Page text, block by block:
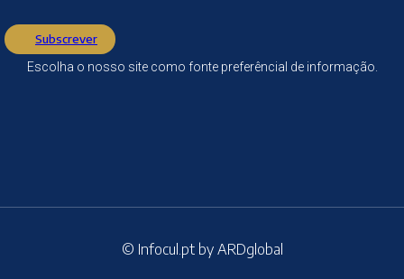
Subscrever
Escolha o nosso site como fonte preferêncial de informação.
© Infocul.pt by ARDglobal